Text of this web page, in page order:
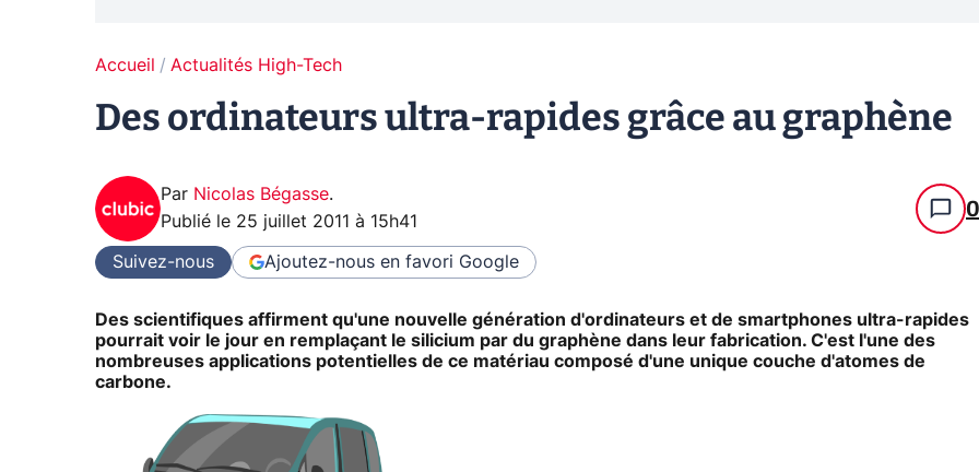
Accueil Actualités High-Tech
Des ordinateurs ultra-rapides grâce au graphène
Par Nicolas Bégasse.
Publié le 25 juillet 2011 à 15h41 0
Suivez-nous Ajoutez-nous en favori Google
Des scientifiques affirment qu'une nouvelle génération d'ordinateurs et de smartphones ultra-rapides
pourrait voir le jour en remplaçant le silicium par du graphène dans leur fabrication. C'est l'une des
nombreuses applications potentielles de ce matériau composé d'une unique couche d'atomes de
carbone.